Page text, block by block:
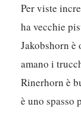
Per viste
ha vecchie
Jakobshorn è
amano i
Rinerhorn è
è uno spasso